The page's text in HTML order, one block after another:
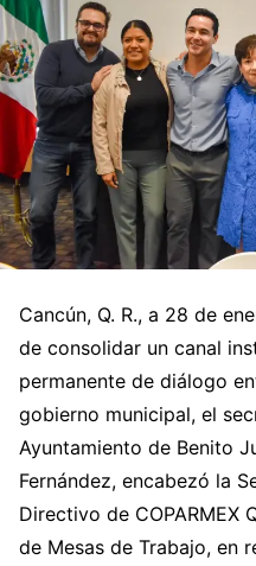
Cancún, Q. R., a 28 de
de consolidar un canal
permanente de diálogo
gobierno municipal, el
Ayuntamiento de Benito
Fernández, encabezó la
Directivo de COPARMEX
de Mesas de Trabajo, en